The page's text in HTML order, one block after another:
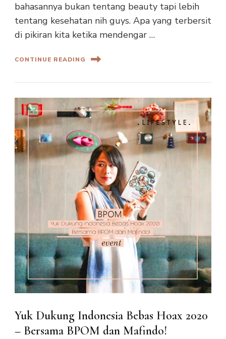
bahasannya bukan tentang beauty tapi lebih
tentang kesehatan nih guys. Apa yang terbersit
di pikiran kita ketika mendengar …
CONTINUE READING
Yuk Dukung Indonesia Bebas Hoax 2020
– Bersama BPOM dan Mafindo!